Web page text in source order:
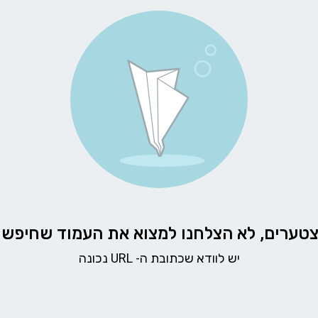
לא הצלחנו למצוא את העמוד
יש לוודא שכתובת ה- URL נכונה